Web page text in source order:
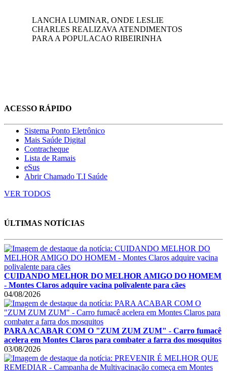
LANCHA LUMINAR, ONDE LESLIE
CHARLES REALIZAVA ATENDIMENTOS
PARA A POPULACAO RIBEIRINHA
ACESSO RÁPIDO
Sistema Ponto Eletrônico
Mais Saúde Digital
Contracheque
Lista de Ramais
eSus
Abrir Chamado T.I Saúde
VER TODOS
ÚLTIMAS NOTÍCIAS
CUIDANDO MELHOR DO MELHOR AMIGO DO HOMEM
- Montes Claros adquire vacina polivalente para cães
04/08/2026
PARA ACABAR COM O "ZUM ZUM ZUM" - Carro fumacê
acelera em Montes Claros para combater a farra dos mosquitos
03/08/2026